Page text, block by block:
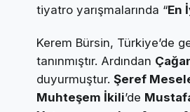
tiyatro yarışmalarında “En
Kerem Bürsin, Türkiye’de
tanınmıştır. Ardından
duyurmuştur. Şeref
Muhteşem İkili’de